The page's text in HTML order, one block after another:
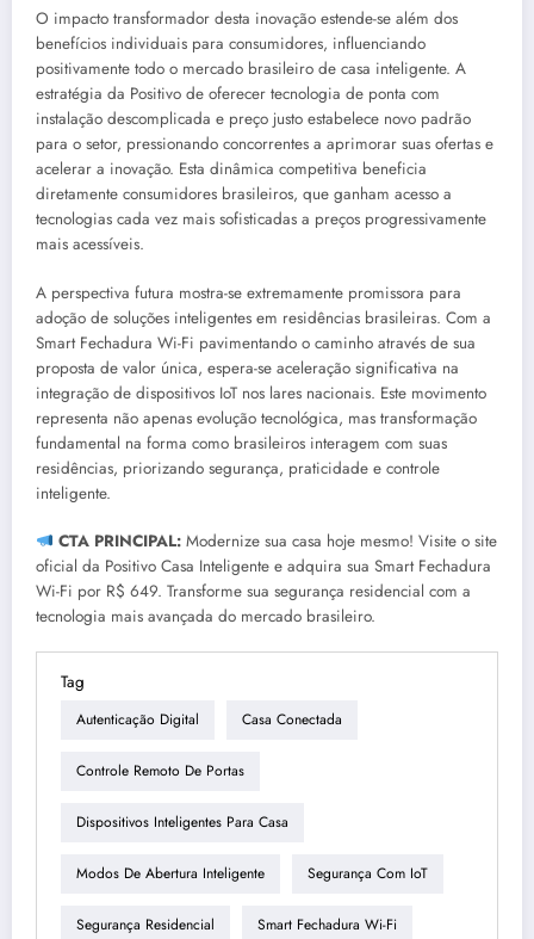
O impacto transformador desta inovação estende-se além dos
benefícios individuais para consumidores, influenciando
positivamente todo o mercado brasileiro de casa inteligente. A
estratégia da Positivo de oferecer tecnologia de ponta com
instalação descomplicada e preço justo estabelece novo padrão
para o setor, pressionando concorrentes a aprimorar suas ofertas e
acelerar a inovação. Esta dinâmica competitiva beneficia
diretamente consumidores brasileiros, que ganham acesso a
tecnologias cada vez mais sofisticadas a preços progressivamente
mais acessíveis.
A perspectiva futura mostra-se extremamente promissora para
adoção de soluções inteligentes em residências brasileiras. Com a
Smart Fechadura Wi-Fi pavimentando o caminho através de sua
proposta de valor única, espera-se aceleração significativa na
integração de dispositivos IoT nos lares nacionais. Este movimento
representa não apenas evolução tecnológica, mas transformação
fundamental na forma como brasileiros interagem com suas
residências, priorizando segurança, praticidade e controle
inteligente.
CTA PRINCIPAL: Modernize sua casa hoje mesmo! Visite o site
oficial da Positivo Casa Inteligente e adquira sua Smart Fechadura
Wi-Fi por R$ 649. Transforme sua segurança residencial com a
tecnologia mais avançada do mercado brasileiro.
Tag
Autenticação Digital Casa Conectada
Controle Remoto De Portas
Dispositivos Inteligentes Para Casa
Modos De Abertura Inteligente Segurança Com IoT
Segurança Residencial Smart Fechadura Wi-Fi